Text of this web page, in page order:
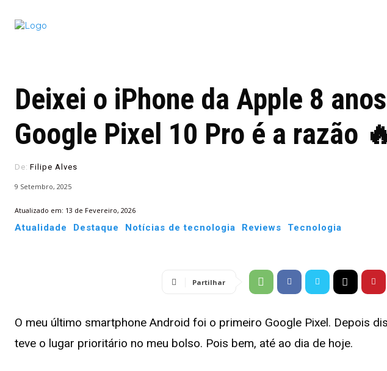
Deixei o iPhone da Apple 8
Google Pixel 10 Pro é a razão
De: Filipe Alves
9 Setembro, 2025
Atualizado em: 13 de Fevereiro, 2026
Atualidade Destaque Notícias de tecnologia Reviews Tecnologia
Partilhar
O meu último smartphone Android foi o primeiro Google Pixel. Depois
teve o lugar prioritário no meu bolso. Pois bem, até ao dia de hoje.